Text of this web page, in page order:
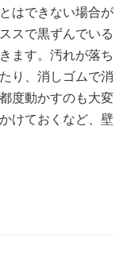
はできない場合が
スで黒ずんでいる
ます。汚れが落ち
り、消しゴムで消
度動かすのも大変
けておくなど、壁